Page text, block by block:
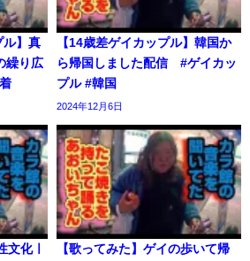
ル】真
繰り広
【14歳差ゲイカップル】韓国か
ら帰国しました配信 #ゲイカッ
プル #韓国
2024年12月6日
文化ㅣ
【歌ってみた】ゲイの歩いて帰